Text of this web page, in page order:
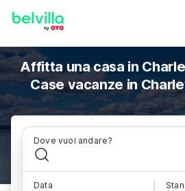
Affitta una casa in
Case vacanze in
Dove vuoi andare?
Data